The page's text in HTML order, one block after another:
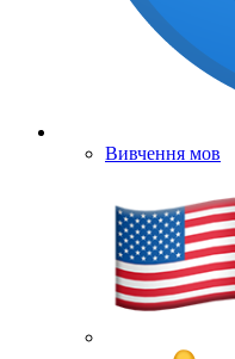
Вивчення мов